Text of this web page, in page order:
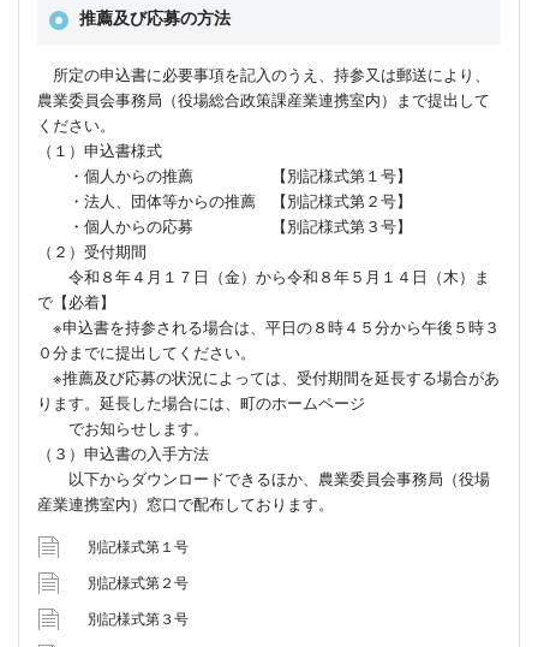
推薦及び応募の方法
所定の申込書に必要事項を記入のうえ、持参又は郵送により、
農業委員会事務局（役場総合政策課産業連携室内）まで提出して
ください。
（１）申込書様式
・個人からの推薦 【別記様式第１号】
・法人、団体等からの推薦 【別記様式第２号】
・個人からの応募 【別記様式第３号】
（２）受付期間
令和８年４月１７日（金）から令和８年５月１４日（木）ま
で【必着】
※申込書を持参される場合は、平日の８時４５分から午後５時３
０分までに提出してください。
※推薦及び応募の状況によっては、受付期間を延長する場合があ
ります。延長した場合には、町のホームページ
でお知らせします。
（３）申込書の入手方法
以下からダウンロードできるほか、農業委員会事務局（役場
産業連携室内）窓口で配布しております。
別記様式第１号
別記様式第２号
別記様式第３号